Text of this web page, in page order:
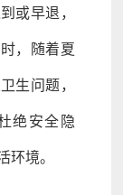
或早退，
，随着夏
生问题，
绝安全隐
环境。